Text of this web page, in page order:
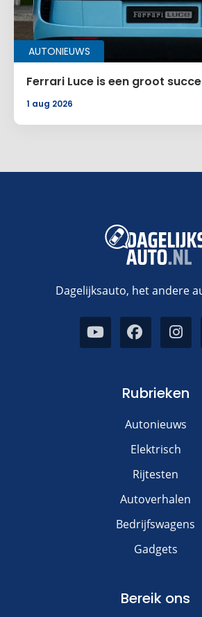
AUTONIEUWS
Ferrari Luce is een groot
1 aug 2026
Dagelijksauto, het andere
Rubrieken
Autonieuws
Elektrisch
Rijtesten
Autoverhalen
Bedrijfswagens
Gadgets
Bereik ons